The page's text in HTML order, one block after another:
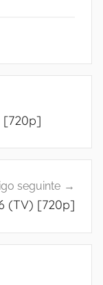
[720p]
seguinte
(TV) [720p]